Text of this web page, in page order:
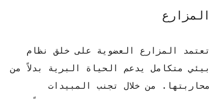
المزارع
تعتمد المزارع العضوية على خلق نظام
بيئي متكامل يدعم الحياة البرية بدلاً من
محاربتها. من خلال تجنب المبيدات